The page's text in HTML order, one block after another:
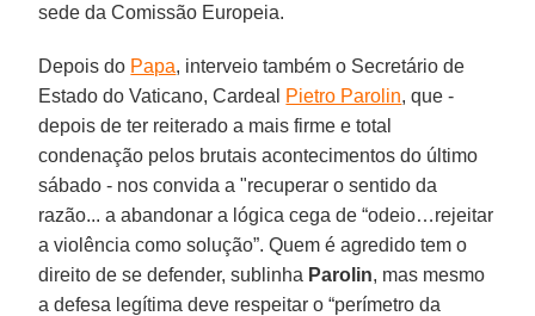
sede da Comissão Europeia.
Depois do Papa, interveio também o Secretário de
Estado do Vaticano, Cardeal Pietro Parolin, que -
depois de ter reiterado a mais firme e total
condenação pelos brutais acontecimentos do último
sábado - nos convida a "recuperar o sentido da
razão... a abandonar a lógica cega de “odeio…rejeitar
a violência como solução”. Quem é agredido tem o
direito de se defender, sublinha Parolin, mas mesmo
a defesa legítima deve respeitar o “perímetro da